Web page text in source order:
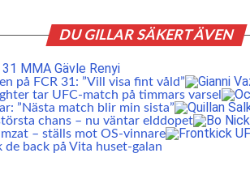
DU GILLAR SÄKERT ÄVEN
på FCR 31: ”Vill visa fint våld”
tar UFC-match på timmars varsel
”Nästa match blir min sista”
chans – nu väntar elddopet
– ställs mot OS-vinnare
de back på Vita huset-galan